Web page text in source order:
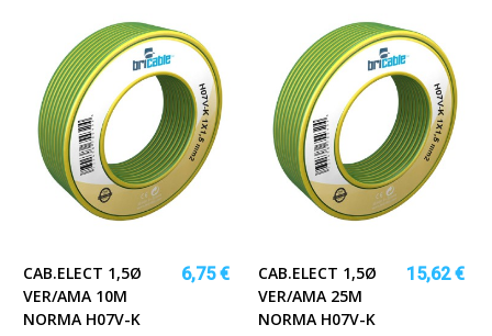
CAB.ELECT 1,5Ø
VER/AMA 10M
NORMA H07V-K
6,75 €
CAB.ELECT 1,5Ø
VER/AMA 25M
NORMA H07V-K
15,62 €